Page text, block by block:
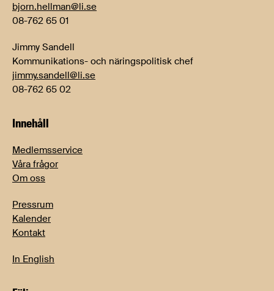
bjorn.hellman@li.se
08-762 65 01
Jimmy Sandell
Kommunikations- och näringspolitisk chef
jimmy.sandell@li.se
08-762 65 02
Innehåll
Medlemsservice
Våra frågor
Om oss
Pressrum
Kalender
Kontakt
In English